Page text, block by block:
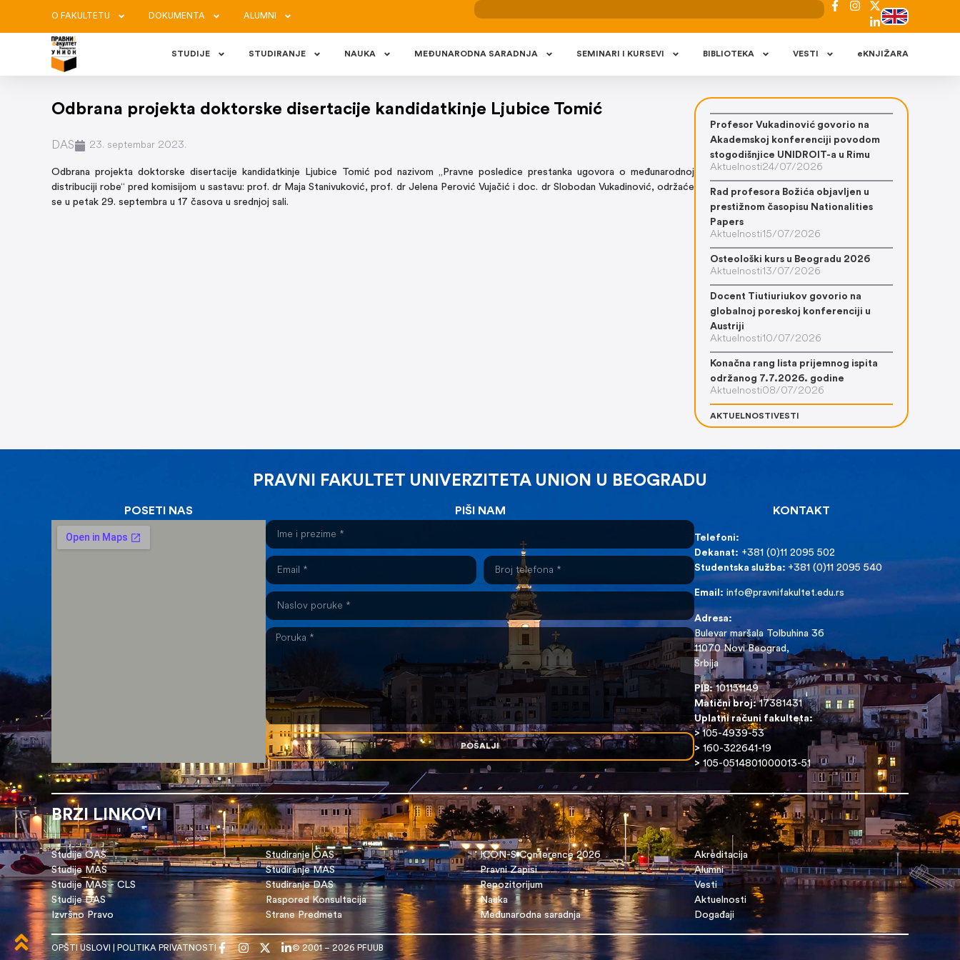
O FAKULTETU DOKUMENTA ALUMNI
STUDIJE STUDIRANJE NAUKA MEÐUNARODNA SARADNJA SEMINARI I KURSEVI BIBLIOTEKA VESTI eKNJIŽARA
Odbrana projekta doktorske disertacije kandidatkinje Ljubice Tomić
DAS 23. septembar 2023.
Odbrana projekta doktorske disertacije kandidatkinje Ljubice Tomić pod nazivom „Pravne posledice prestanka ugovora o međunarodnoj
distribuciji robe“ pred komisijom u sastavu: prof. dr Maja Stanivuković, prof. dr Jelena Perović Vujačić i doc. dr Slobodan Vukadinović, održaće
se u petak 29. septembra u 17 časova u srednjoj sali.
Profesor Vukadinović govorio na
Akademskoj konferenciji povodom
stogodišnjice UNIDROIT-a u Rimu
Aktuelnosti24/07/2026
Rad profesora Božića objavljen u
prestižnom časopisu Nationalities
Papers
Aktuelnosti15/07/2026
Osteološki kurs u Beogradu 2026
Aktuelnosti13/07/2026
Docent Tiutiuriukov govorio na
globalnoj poreskoj konferenciji u
Austriji
Aktuelnosti10/07/2026
Konačna rang lista prijemnog ispita
održanog 7.7.2026. godine
Aktuelnosti08/07/2026
AKTUELNOSTI VESTI
PRAVNI FAKULTET UNIVERZITETA UNION U BEOGRADU
KONTAKT
Telefoni:
Dekanat: +381 (0)11 2095 502
Studentska služba: +381 (0)11 2095 540
Email: info@pravnifakultet.edu.rs
Adresa:
Bulevar maršala Tolbuhina 36
11070 Novi Beograd,
Srbija
PIB:101151149
Matični broj:17381431
Uplatni računi fakulteta:
>105-4939-53
> 160-322641-19
>105-0514801000013-51
PIŠI NAM
POŠALJI
POSETI NAS
BRZI LINKOVI
Studije OAS
Studije MAS
Studije MAS - CLS
Studije DAS
Izvršno Pravo
Studiranje OAS
Studiranje MAS
Studiranje DAS
Raspored Konsultacija
Strane Predmeta
ICON-S Conference 2026
Pravni Zapisi
Repozitorijum
Nauka
Međunarodna saradnja
Akreditacija
Alumni
Vesti
Aktuelnosti
Događaji
OPŠTI USLOVI POLITIKA PRIVATNOSTI © 2001 – 2026 PFUUB